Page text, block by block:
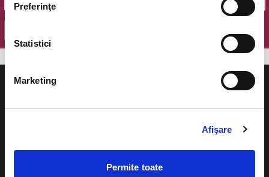
Preferinţe
Statistici
Marketing
Afişare
Permite toate
Cum comand bilete?